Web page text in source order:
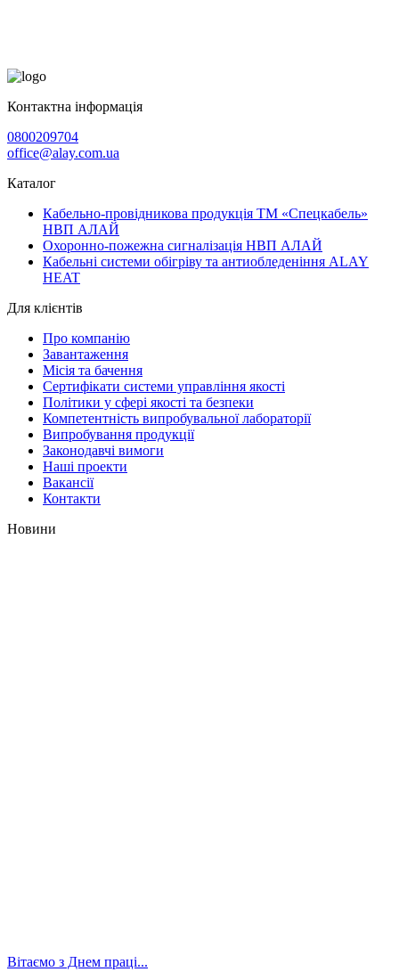
Контактна інформація
0800209704
office@alay.com.ua
Каталог
Кабельно-провідникова продукція ТМ «Спецкабель»
НВП АЛАЙ
Охоронно-пожежна сигналізація НВП АЛАЙ
Кабельні системи обігріву та антиобледеніння ALAY
HEAT
Для клієнтів
Про компанію
Завантаження
Місія та бачення
Сертифікати системи управління якості
Політики у сфері якості та безпеки
Компетентність випробувальної лабораторії
Випробування продукції
Законодавчі вимоги
Наші проекти
Вакансії
Контакти
Новини
Вітаємо з Днем праці...